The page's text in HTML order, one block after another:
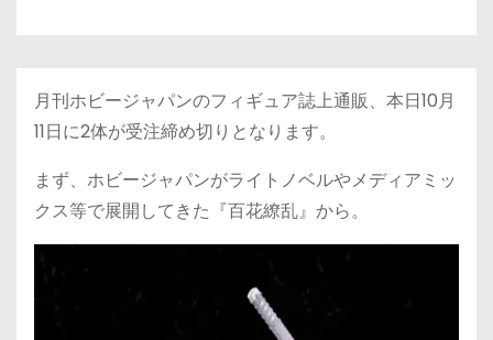
月刊ホビージャパンのフィギュア誌上通販、本日10月
11日に2体が受注締め切りとなります。
まず、ホビージャパンがライトノベルやメディアミッ
クス等で展開してきた『百花繚乱』から。